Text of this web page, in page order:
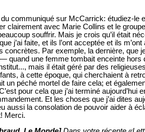
communiqué sur McCarrick: étudiez-le
clairement avec Marie Collins et le
souffrir. Mais je crois qu’il était
j’ai faite, et ils l’ont acceptée et ils
concrètes. Par exemple, la dernière, que
quand une femme tombait enceinte hors
mais il était géré par des
à cette époque, qui cherchaient à
un péché mortel de faire cela; et
pour cela que j’ai terminé
Et les choses que j’ai dites
aussi la consolation de pouvoir aider à
Merci.